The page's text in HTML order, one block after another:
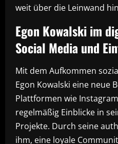
weit über die Leinwand
Egon Kowalski im
Social Media und
Mit dem Aufkommen
Egon Kowalski eine neue
Plattformen wie
regelmäßig Einblicke in
Projekte. Durch seine
ihm, eine loyale